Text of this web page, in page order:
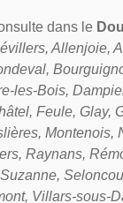
dans le
Allenjoie,
les-Bois,
Feule, Glay,
Raynans,
Villars-sous-